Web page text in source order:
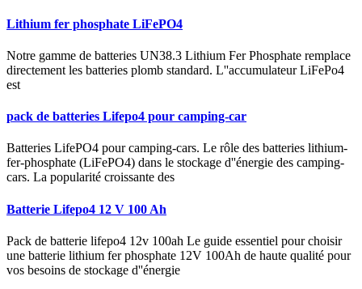
Lithium fer phosphate LiFePO4
Notre gamme de batteries UN38.3 Lithium Fer Phosphate remplace
directement les batteries plomb standard. L''accumulateur LiFePo4
est
pack de batteries Lifepo4 pour camping-car
Batteries LifePO4 pour camping-cars. Le rôle des batteries lithium-
fer-phosphate (LiFePO4) dans le stockage d''énergie des camping-
cars. La popularité croissante des
Batterie Lifepo4 12 V 100 Ah
Pack de batterie lifepo4 12v 100ah Le guide essentiel pour choisir
une batterie lithium fer phosphate 12V 100Ah de haute qualité pour
vos besoins de stockage d''énergie